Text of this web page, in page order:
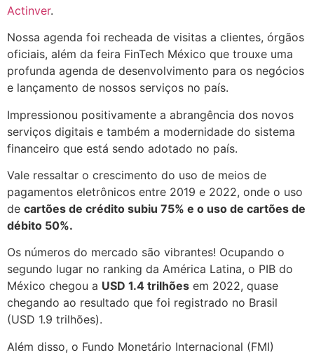
Actinver.
Nossa agenda foi recheada de visitas a clientes, órgãos
oficiais, além da feira FinTech México que trouxe uma
profunda agenda de desenvolvimento para os negócios
e lançamento de nossos serviços no país.
Impressionou positivamente a abrangência dos novos
serviços digitais e também a modernidade do sistema
financeiro que está sendo adotado no país.
Vale ressaltar o crescimento do uso de meios de
pagamentos eletrônicos entre 2019 e 2022, onde o uso
de cartões de crédito subiu 75% e o uso de cartões de
débito 50%.
Os números do mercado são vibrantes! Ocupando o
segundo lugar no ranking da América Latina, o PIB do
México chegou a USD 1.4 trilhões em 2022, quase
chegando ao resultado que foi registrado no Brasil
(USD 1.9 trilhões).
Além disso, o Fundo Monetário Internacional (FMI)